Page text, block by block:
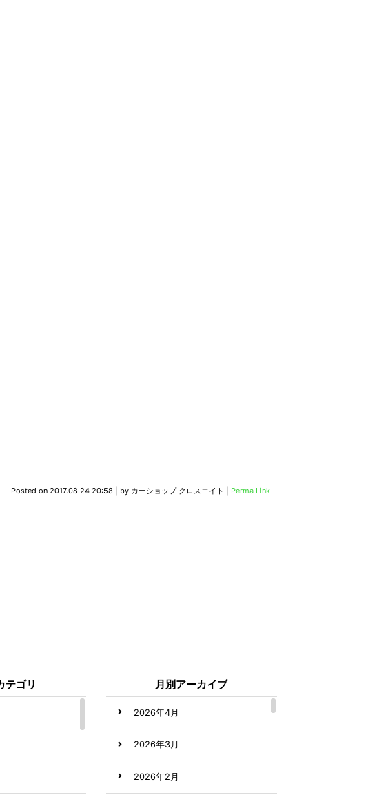
Posted on 2017.08.24 20:58 by カーショップ クロスエイト Perma Link
テゴリ 月別アーカイブ
2026年4月
2026年3月
2026年2月